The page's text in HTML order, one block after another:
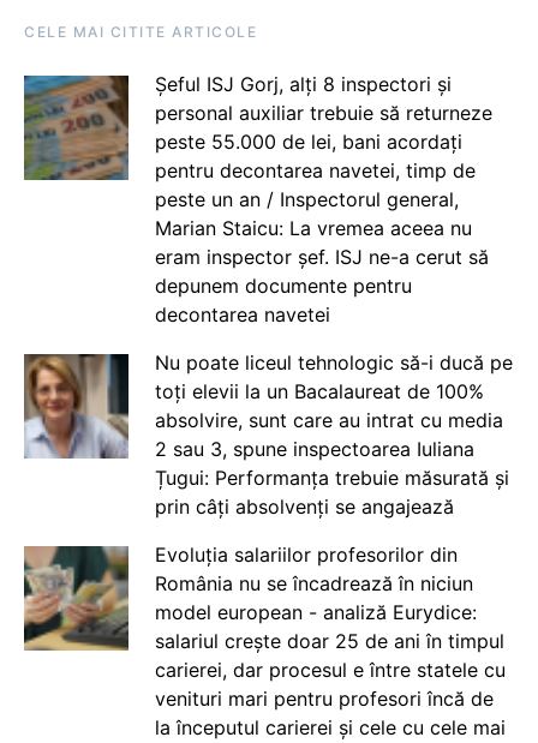
CELE MAI CITITE ARTICOLE
Șeful ISJ Gorj, alți 8 inspectori și
personal auxiliar trebuie să returneze
peste 55.000 de lei, bani acordați
pentru decontarea navetei, timp de
peste un an / Inspectorul general,
Marian Staicu: La vremea aceea nu
eram inspector șef. ISJ ne-a cerut să
depunem documente pentru
decontarea navetei
Nu poate liceul tehnologic să-i ducă pe
toți elevii la un Bacalaureat de 100%
absolvire, sunt care au intrat cu media
2 sau 3, spune inspectoarea Iuliana
Țugui: Performanța trebuie măsurată și
prin câți absolvenți se angajează
Evoluția salariilor profesorilor din
România nu se încadrează în niciun
model european - analiză Eurydice:
salariul crește doar 25 de ani în timpul
carierei, dar procesul e între statele cu
venituri mari pentru profesori încă de
la începutul carierei și cele cu cele mai